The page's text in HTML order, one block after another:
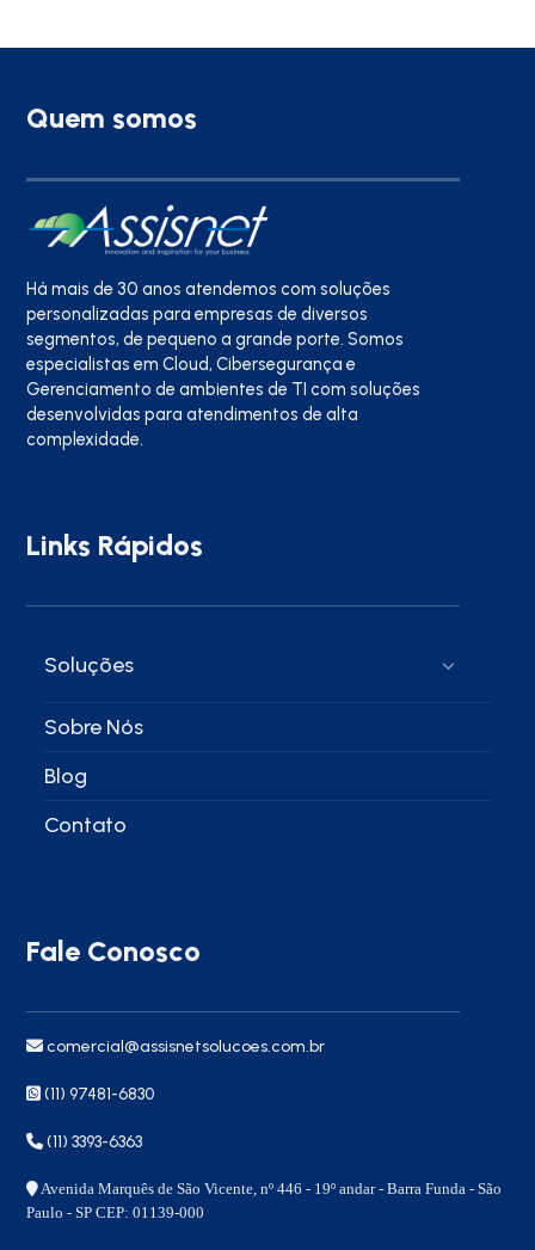
Quem somos
Há mais de 30 anos atendemos com soluções
personalizadas para empresas de diversos
segmentos, de pequeno a grande porte. Somos
especialistas em Cloud, Cibersegurança e
Gerenciamento de ambientes de TI com soluções
desenvolvidas para atendimentos de alta
complexidade.
Links Rápidos
Soluções
Sobre Nós
Blog
Contato
Fale Conosco
comercial@assisnetsolucoes.com.br
(11) 97481-6830
(11) 3393-6363
Avenida Marquês de São Vicente, nº 446 - 19º andar - Barra Funda - São
Paulo - SP CEP: 01139-000